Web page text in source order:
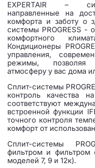
EXPERTAIR –
направленные на
комфорта и заботу о
системы PROGRESS -
комфортного
Кондиционеры
управления,
режимы, позволяя
атмосферу у вас дома
Сплит-системы
контроль качества
соответствуют
встроенной функции
точного контроля
комфорт от
Сплит-системы
фильтром и фильтром
моделей 7, 9 и 12к).